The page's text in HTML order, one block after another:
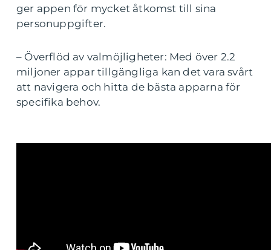
ger appen för mycket åtkomst till sina
personuppgifter.
– Överflöd av valmöjligheter: Med över 2.2
miljoner appar tillgängliga kan det vara svårt
att navigera och hitta de bästa apparna för
specifika behov.